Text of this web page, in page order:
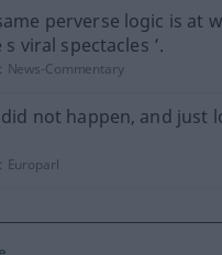
perverse logic is at
s viral spectacles ’.
News-Commentary
not happen, and just
Europarl